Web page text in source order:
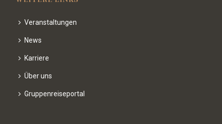
Veranstaltungen
News
Karriere
Über uns
Gruppenreiseportal